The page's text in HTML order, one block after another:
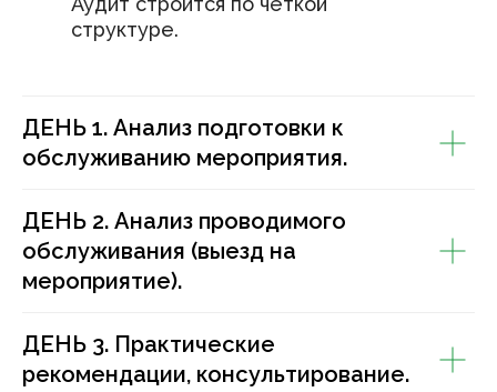
структуре.
ДЕНЬ 1. Анализ подготовки к
обслуживанию мероприятия.
ДЕНЬ 2. Анализ проводимого
обслуживания (выезд на
мероприятие).
ДЕНЬ 3. Практические
рекомендации, консультирование.